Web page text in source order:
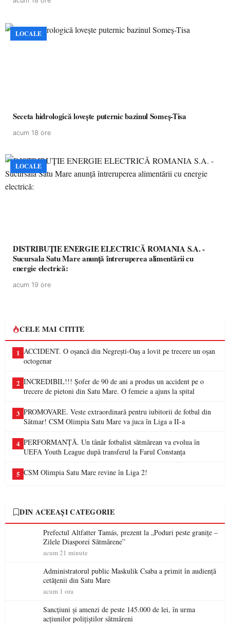
LOCALE
Seceta hidrologică lovește puternic bazinul Someș-Tisa
acum 18 ore
LOCALE
DISTRIBUȚIE ENERGIE ELECTRICĂ ROMANIA S.A. -
Sucursala Satu Mare anunţă întreruperea alimentării cu
energie electrică:
acum 19 ore
CELE MAI CITITE
1 ACCIDENT. O oșancă din Negrești-Oaș a lovit pe trecere un oșan
octogenar
2 INCREDIBIL!!! Șofer de 90 de ani a produs un accident pe o
trecere de pietoni din Satu Mare. O femeie a ajuns la spital
3 PROMOVARE. Veste extraordinară pentru iubitorii de fotbal din
Sătmar! CSM Olimpia Satu Mare va juca în Liga a II-a
4 PERFORMANȚĂ. Un tânăr fotbalist sătmărean va evolua în
UEFA Youth League după transferul la Farul Constanța
5 CSM Olimpia Satu Mare revine în Liga 2!
DIN ACEEAȘI CATEGORIE
Prefectul Altfatter Tamás, prezent la „Poduri peste granițe –
Zilele Diasporei Sătmărene”
acum 21 minute
Administratorul public Maskulik Csaba a primit în audiență
cetățenii din Satu Mare
acum 1 ora
Sancțiuni și amenzi de peste 145.000 de lei, în urma
acțiunilor polițiștilor sătmăreni